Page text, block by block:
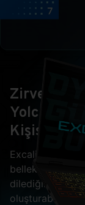
Zirve
Excalibur G915
bellek,
dilediğini seçip